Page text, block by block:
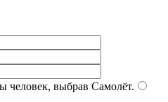
человек, выбрав Самолёт.